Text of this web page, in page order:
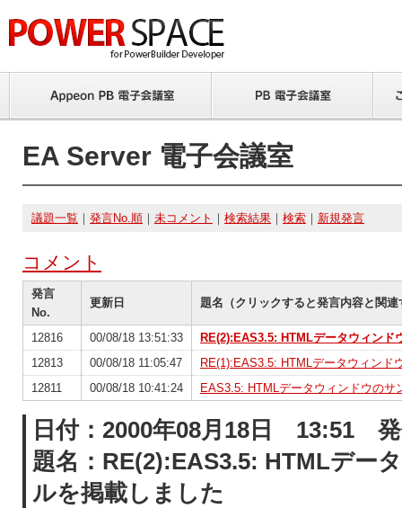
EA Server 電子会議室
議題一覧 ｜ 発言No.順 ｜ 未コメント ｜ 検索結果 ｜ 検索 ｜ 新規発言
コメント
発言
No.
更新日 題名（クリックすると発言内容と関
12816 00/08/18 13:51:33
RE(2):EAS3.5: HTMLデータウィンド
12813
00/08/18 11:05:47
RE(1):EAS3.5: HTMLデータウィンド
12811
00/08/18 10:41:24 EAS3.5: HTMLデータウィンドウのサ
日付：2000年08月18日 13:51
題名：RE(2):EAS3.5: HTMLデー
ルを掲載しました